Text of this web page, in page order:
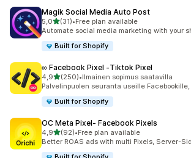
Magik Social Media Auto Post
5,0/ 5 tähteä
(31)
31 arvostelua yhteensä
•Free plan available
Automate social media marketing with your
Built for Shopify
∞ Facebook Pixel ‑Tiktok Pixel
4,9/ 5 tähteä
(250)
250 arvostelua yhteensä
•Ilmainen sopimus saatavilla
Palvelinpuolen seuranta useille Facebookille,
Built for Shopify
OC Meta Pixel‑ Facebook Pixels
4,9/ 5 tähteä
(92)
92 arvostelua yhteensä
•Free plan available
Better ROAS ads with multi Pixels, Server-